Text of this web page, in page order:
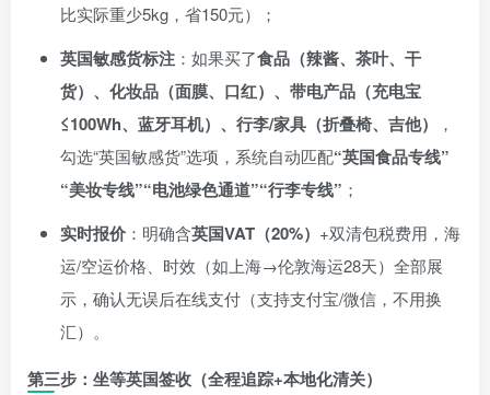
比实际重少5kg，省150元）；
英国敏感货标注 ：如果买了食品（辣酱、茶叶、干
货）、化妆品（面膜、口红）、带电产品（充电宝
≤100Wh、蓝牙耳机）、行李/家具（折叠椅、吉他）
，
勾选“英国敏感货”选项，系统自动匹配“英国食品专线”
“美妆专线”“电池绿色通道”“行李专线” ；
实时报价 ：明确含英国VAT（20%） +双清包税费用，海
运/空运价格、时效（如上海→伦敦海运28天）全部展
示，确认无误后在线支付（支持支付宝/微信，不用换
汇）。
第三步：坐等英国签收（全程追踪+本地化清关）